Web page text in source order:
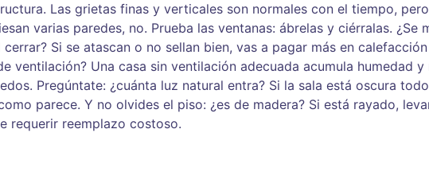
Las grietas finas y verticales son normales con el tiempo,
varias paredes, no. Prueba las ventanas: ábrelas y ciérralas. ¿Se
Si se atascan o no sellan bien, vas a pagar más en
ventilación? Una casa sin ventilación adecuada acumula humedad y
Pregúntate: ¿cuánta luz natural entra? Si la sala está oscura
parece. Y no olvides el piso: ¿es de madera? Si está rayado,
requerir reemplazo costoso.